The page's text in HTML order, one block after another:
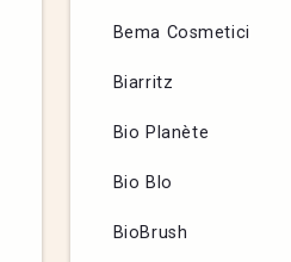
Bema Cosmetici
Biarritz
Bio Planète
Bio Blo
BioBrush